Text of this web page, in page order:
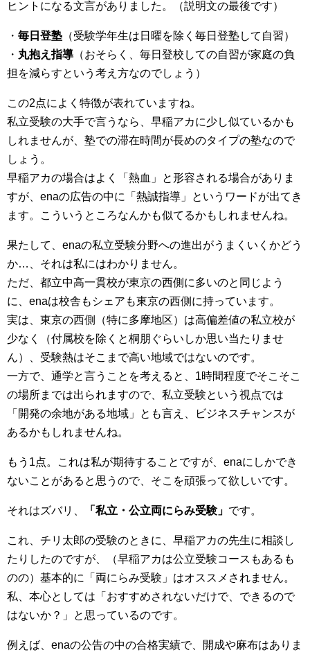
ヒントになる文言がありました。（説明文の最後です）
・ 毎日登塾 （受験学年生は日曜を除く毎日登塾して自習）
・ 丸抱え指導 （おそらく、毎日登校しての自習が家庭の負
担を減らすという考え方なのでしょう）
この2点によく特徴が表れていますね。
私立受験の大手で言うなら、早稲アカに少し似ているかも
しれませんが、塾での滞在時間が長めのタイプの塾なので
しょう。
早稲アカの場合はよく「熱血」と形容される場合がありま
すが、enaの広告の中に「熱誠指導」というワードが出てき
ます。こういうところなんかも似てるかもしれませんね。
果たして、enaの私立受験分野への進出がうまくいくかどう
か…、それは私にはわかりません。
ただ、都立中高一貫校が東京の西側に多いのと同じよう
に、enaは校舎もシェアも東京の西側に持っています。
実は、東京の西側（特に多摩地区）は高偏差値の私立校が
少なく（付属校を除くと桐朋ぐらいしか思い当たりませ
ん）、受験熱はそこまで高い地域ではないのです。
一方で、通学と言うことを考えると、1時間程度でそこそこ
の場所までは出られますので、私立受験という視点では
「開発の余地がある地域」とも言え、ビジネスチャンスが
あるかもしれませんね。
もう1点。これは私が期待することですが、enaにしかでき
ないことがあると思うので、そこを頑張って欲しいです。
それはズバリ、 「私立・公立両にらみ受験」 です。
これ、チリ太郎の受験のときに、早稲アカの先生に相談し
たりしたのですが、（早稲アカは公立受験コースもあるも
のの）基本的に「両にらみ受験」はオススメされません。
私、本心としては「おすすめされないだけで、できるので
はないか？」と思っているのです。
例えば、enaの公告の中の合格実績で、開成や麻布はありま